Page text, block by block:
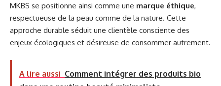
MKBS se positionne ainsi comme une marque éthique,
respectueuse de la peau comme de la nature. Cette
approche durable séduit une clientèle consciente des
enjeux écologiques et désireuse de consommer autrement.
A lire aussi Comment intégrer des produits bio